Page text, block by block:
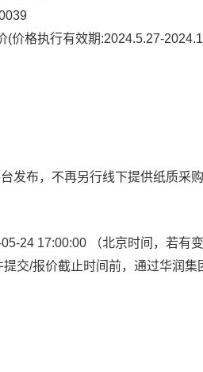
(价格执行有效期:2024.5.27-
发布，不再另行线下提供纸质采
24 17:00:00
（北京时间，若有
提交/报价截止时间前，通过华润集